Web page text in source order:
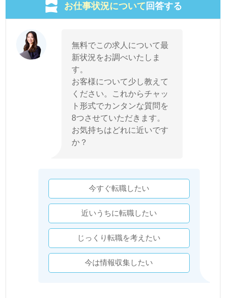
お仕事状況について回答する
無料でこの求人について最
新状況をお調べいたしま
す。
お客様について少し教えて
ください。これからチャッ
ト形式でカンタンな質問を
8つさせていただきます。
お気持ちはどれに近いです
か？
今すぐ転職したい
近いうちに転職したい
じっくり転職を考えたい
今は情報収集したい